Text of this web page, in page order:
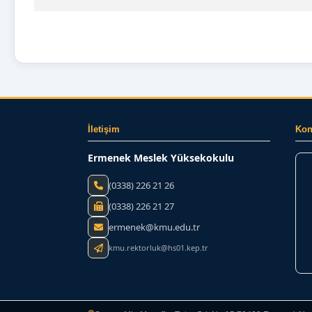
İletişim
Ermenek Meslek Yüksekokulu
(0338) 226 21 26
(0338) 226 21 27
ermenek@kmu.edu.tr
kmu.rektorluk@hs01.kep.tr